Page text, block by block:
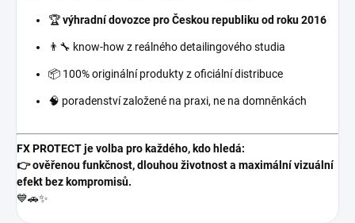
🏆výhradní dovozce pro Českou republiku od roku 2016
👨‍🔧 know-how z reálného detailingového studia
📦 100% originální produkty z oficiální distribuce
🧠 poradenství založené na praxi, ne na domněnkách
FX PROTECT je volba pro každého, kdo hledá:
👉 ověřenou funkčnost, dlouhou životnost a maximální vizuální
efekt bez kompromisů.
💙🚗✨